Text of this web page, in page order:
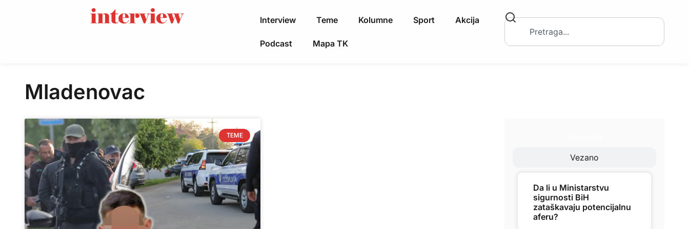
Interview Teme Kolumne Sport Akcija
Podcast Mapa TK
Mladenovac
TEME
Vezano
Da li u Ministarstvu
sigurnosti BiH
zataškavaju potencijalnu
aferu?